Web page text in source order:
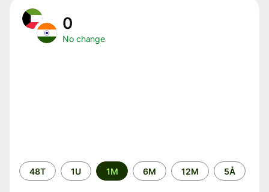
0
No change
Time
period
48T 1U 1M 6M 12M 5Å